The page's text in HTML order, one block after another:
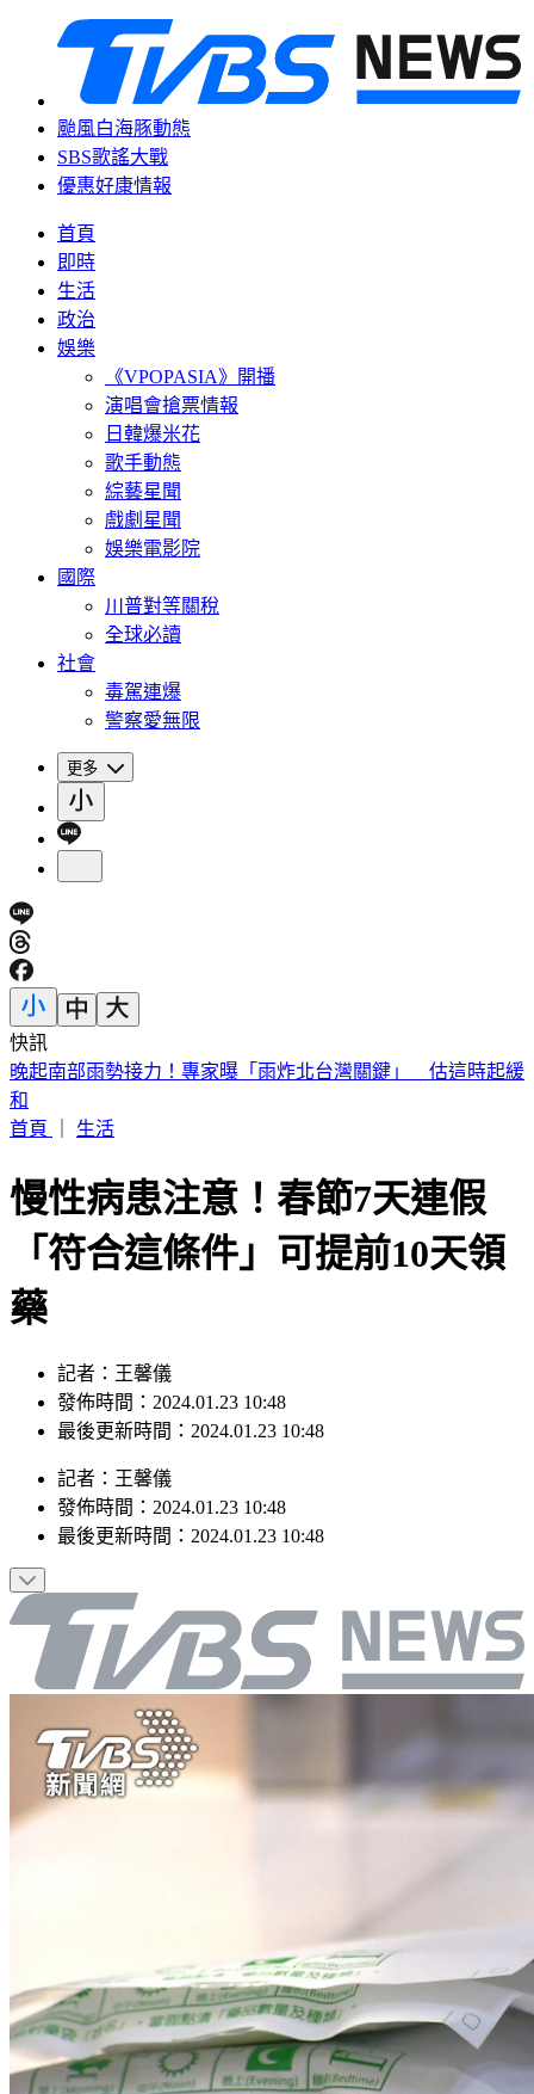
颱風白海豚動態
SBS歌謠大戰
優惠好康情報
首頁
即時
生活
政治
娛樂
《VPOPASIA》開播
演唱會搶票情報
日韓爆米花
歌手動態
綜藝星聞
戲劇星聞
娛樂電影院
國際
川普對等關稅
全球必讀
社會
毒駕連爆
警察愛無限
更多
快訊
2026 SBS歌謠大戰SUMMER／最美小貓咪來了！MEOVV白
禮服仙氣走藍毯
首頁
生活
慢性病患注意！春節7天連假
「符合這條件」可提前10天領
藥
記者：王馨儀
發佈時間：2024.01.23 10:48
最後更新時間：2024.01.23 10:48
記者 ： 王馨儀
發佈時間： 2024.01.23 10:48
最後更新時間： 2024.01.23 10:48